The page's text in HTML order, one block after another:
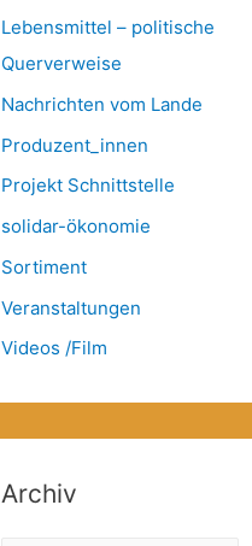
Lebensmittel – politische
Querverweise
Nachrichten vom Lande
Produzent_innen
Projekt Schnittstelle
solidar-ökonomie
Sortiment
Veranstaltungen
Videos /Film
Archiv